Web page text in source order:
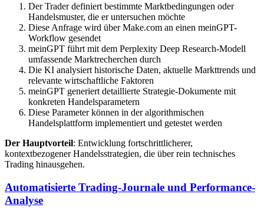
Der Trader definiert bestimmte Marktbedingungen oder
Handelsmuster, die er untersuchen möchte
Diese Anfrage wird über Make.com an einen meinGPT-
Workflow gesendet
meinGPT führt mit dem Perplexity Deep Research-Modell
umfassende Marktrecherchen durch
Die KI analysiert historische Daten, aktuelle Markttrends und
relevante wirtschaftliche Faktoren
meinGPT generiert detaillierte Strategie-Dokumente mit
konkreten Handelsparametern
Diese Parameter können in der algorithmischen
Handelsplattform implementiert und getestet werden
Der Hauptvorteil: Entwicklung fortschrittlicherer,
kontextbezogener Handelsstrategien, die über rein technisches
Trading hinausgehen.
Automatisierte Trading-Journale und Performance-
Analyse